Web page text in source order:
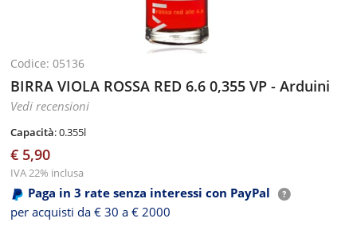
Codice: 05136
BIRRA VIOLA ROSSA RED 6.6 0,355 VP - Arduini
Vedi recensioni
Capacità: 0.355l
€ 5,90
IVA 22% inclusa
Paga in 3 rate senza interessi con PayPal
per acquisti da € 30 a € 2000